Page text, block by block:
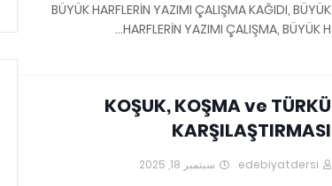
BÜYÜK HARFLERİN YAZIMI ÇALIŞMA KAĞIDI, BÜYÜK
HARFLERİN YAZIMI ÇALIŞMA, BÜYÜK H…
KOŞUK, KOŞMA ve TÜRKÜ
KARŞILAŞTIRMASI
edebiyatdersi سبتمبر 18, 2025